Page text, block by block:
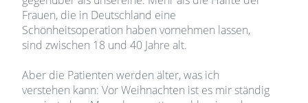
Frauen, die in Deutschland eine
Schönheitsoperation haben vornehmen lassen,
sind zwischen 18 und 40 Jahre alt.
Aber die Patienten werden älter, was ich
verstehen kann: Vor Weihnachten ist es mir ständig